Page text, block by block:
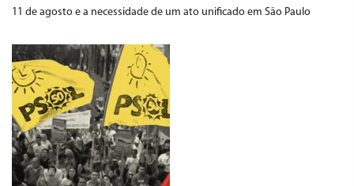
11 de agosto e a necessidade de um ato unificado em São Paulo